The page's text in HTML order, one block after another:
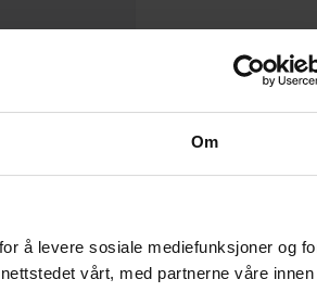
Om
å levere sosiale mediefunksjoner og
vårt, med partnerne våre innen
XBID.no vil by trinnvis
opp til høyeste bud.
bud er holdt hemmelig
andre brukere.
Dersom
ditt fortsatt
akseptere et
da ta kontakt.